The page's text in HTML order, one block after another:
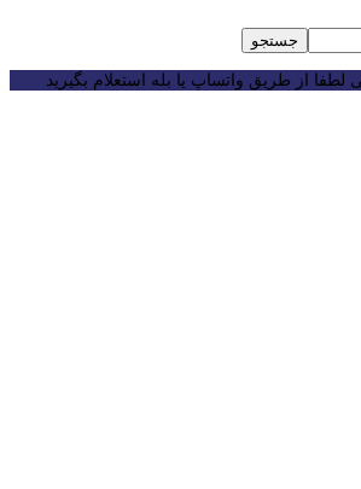
جستجو
لطفا از طریق واتساپ یا بله استعلام بگیرید